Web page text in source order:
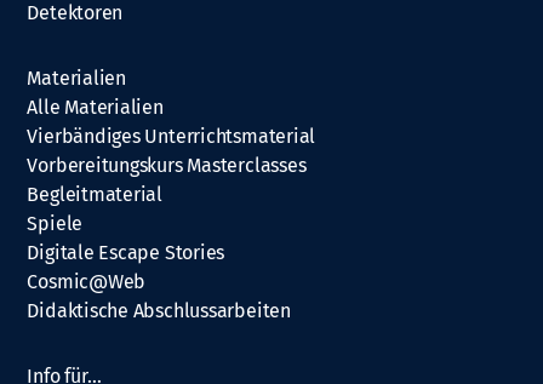
Detektoren
Materialien
Alle Materialien
Vierbändiges Unterrichtsmaterial
Vorbereitungskurs Masterclasses
Begleitmaterial
Spiele
Digitale Escape Stories
Cosmic@Web
Didaktische Abschlussarbeiten
Info für…